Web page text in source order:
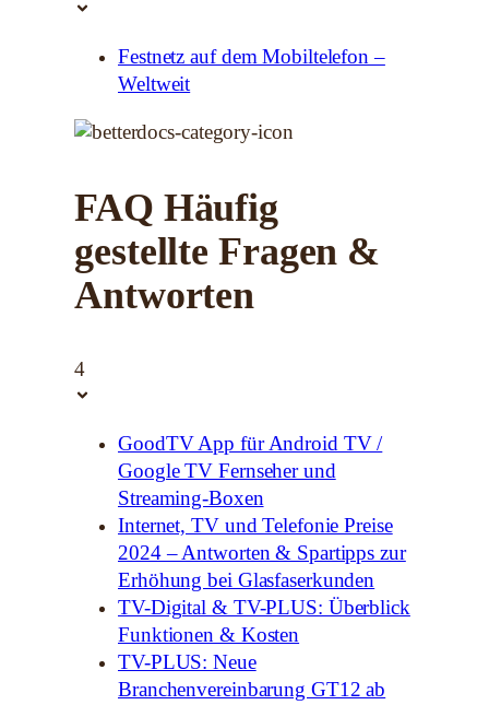
Festnetz auf dem Mobiltelefon –
Weltweit
FAQ Häufig
gestellte Fragen &
Antworten
4
GoodTV App für Android TV /
Google TV Fernseher und
Streaming-Boxen
Internet, TV und Telefonie Preise
2024 – Antworten & Spartipps zur
Erhöhung bei Glasfaserkunden
TV-Digital & TV-PLUS: Überblick
Funktionen & Kosten
TV-PLUS: Neue
Branchenvereinbarung GT12 ab